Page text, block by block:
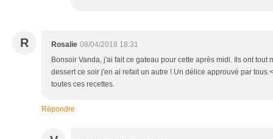
R Rosalie 08/04/2018 18:31
Bonsoir Vanda, j'ai fait ce gateau pour cette après midi. Ils ont tout
dessert ce soir j'en ai refait un autre ! Un délice approuvé par
toutes ces recettes.
Répondre